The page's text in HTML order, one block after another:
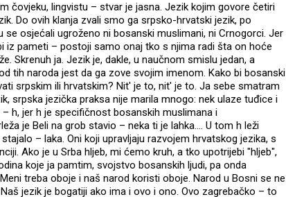
čovjeku, lingvistu – stvar je jasna. Jezik kojim govore četiri
Do ovih klanja zvali smo ga srpsko-hrvatski jezik, po
se osjećali ugroženo ni bosanski muslimani, ni Crnogorci. Jer
iz pameti – postoji samo onaj tko s njima radi šta on hoće
Skrenuh ja. Jezik je, dakle, u naučnom smislu jedan, a
tih naroda jest da ga zove svojim imenom. Kako bi bosanski
srpskim ili hrvatskim? Nit' je to, nit' je to. Ja sebe smatram
srpska jezička praksa nije marila mnogo: nek ulaze tuđice i
h, jer h je specifičnost bosanskih muslimana i
je Beli na grob stavio – neka ti je lahka.... U tom h leži
– laka. Oni koji upravljaju razvojem hrvatskog jezika, s
Ako je u Srba hljeb, mi ćemo kruh, a tko upotrijebi "hljeb",
koje ja pamtim, svojstvo bosanskih ljudi, pa onda
treba oboje i naš narod koristi oboje. Narod u Bosni se ne
jezik je bogatiji ako ima i ovo i ono. Ovo zagrebačko – to